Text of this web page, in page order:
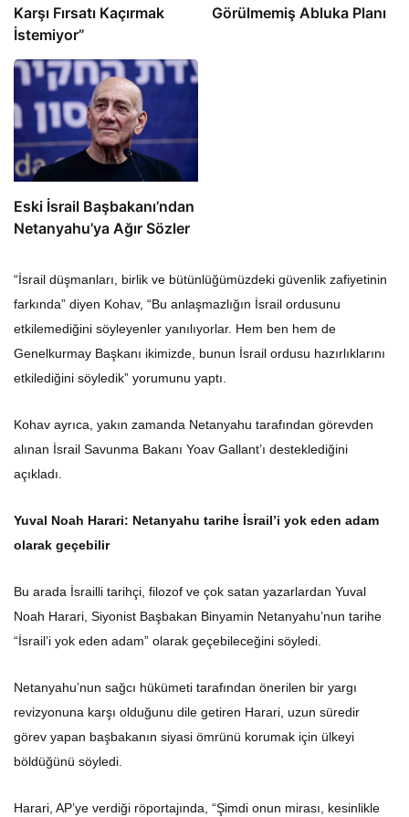
Karşı Fırsatı Kaçırmak
İstemiyor”
Görülmemiş Abluka Planı
Eski İsrail Başbakanı’ndan
Netanyahu’ya Ağır Sözler
“İsrail düşmanları, birlik ve bütünlüğümüzdeki güvenlik zafiyetinin
farkında” diyen Kohav, “Bu anlaşmazlığın İsrail ordusunu
etkilemediğini söyleyenler yanılıyorlar. Hem ben hem de
Genelkurmay Başkanı ikimizde, bunun İsrail ordusu hazırlıklarını
etkilediğini söyledik” yorumunu yaptı.
Kohav ayrıca, yakın zamanda Netanyahu tarafından görevden
alınan İsrail Savunma Bakanı Yoav Gallant’ı desteklediğini
açıkladı.
Yuval Noah Harari: Netanyahu tarihe İsrail’i yok eden adam
olarak geçebilir
Bu arada İsrailli tarihçi, filozof ve çok satan yazarlardan Yuval
Noah Harari, Siyonist Başbakan Binyamin Netanyahu’nun tarihe
“İsrail’i yok eden adam” olarak geçebileceğini söyledi.
Netanyahu’nun sağcı hükümeti tarafından önerilen bir yargı
revizyonuna karşı olduğunu dile getiren Harari, uzun süredir
görev yapan başbakanın siyasi ömrünü korumak için ülkeyi
böldüğünü söyledi.
Harari, AP’ye verdiği röportajında, “Şimdi onun mirası, kesinlikle